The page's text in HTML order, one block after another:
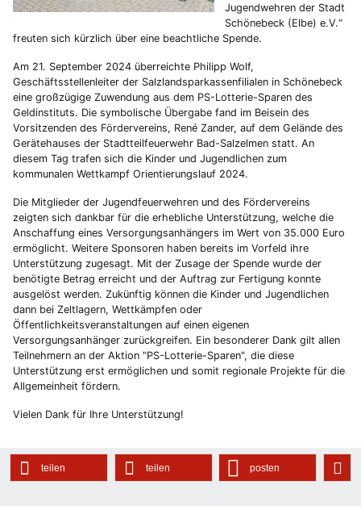
Jugendwehren der Stadt
Schönebeck (Elbe) e.V.“
freuten sich kürzlich über eine beachtliche Spende.
Am 21. September 2024 überreichte Philipp Wolf,
Geschäftsstellenleiter der Salzlandsparkassenfilialen in Schönebeck
eine großzügige Zuwendung aus dem PS-Lotterie-Sparen des
Geldinstituts. Die symbolische Übergabe fand im Beisein des
Vorsitzenden des Fördervereins, René Zander, auf dem Gelände des
Gerätehauses der Stadtteilfeuerwehr Bad-Salzelmen statt. An
diesem Tag trafen sich die Kinder und Jugendlichen zum
kommunalen Wettkampf Orientierungslauf 2024.
Die Mitglieder der Jugendfeuerwehren und des Fördervereins
zeigten sich dankbar für die erhebliche Unterstützung, welche die
Anschaffung eines Versorgungsanhängers im Wert von 35.000 Euro
ermöglicht. Weitere Sponsoren haben bereits im Vorfeld ihre
Unterstützung zugesagt. Mit der Zusage der Spende wurde der
benötigte Betrag erreicht und der Auftrag zur Fertigung konnte
ausgelöst werden. Zukünftig können die Kinder und Jugendlichen
dann bei Zeltlagern, Wettkämpfen oder
Öffentlichkeitsveranstaltungen auf einen eigenen
Versorgungsanhänger zurückgreifen. Ein besonderer Dank gilt allen
Teilnehmern an der Aktion "PS-Lotterie-Sparen", die diese
Unterstützung erst ermöglichen und somit regionale Projekte für die
Allgemeinheit fördern.
Vielen Dank für Ihre Unterstützung!
teilen teilen posten